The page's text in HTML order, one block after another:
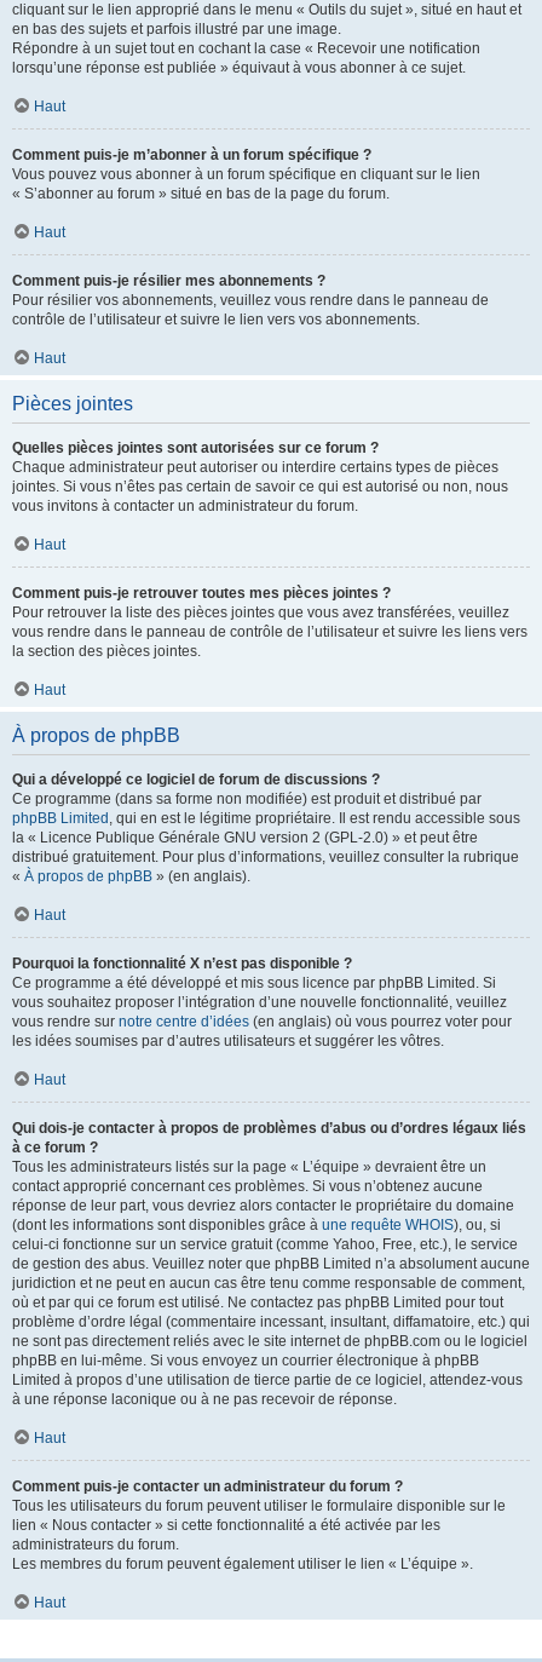
cliquant sur le lien approprié dans le menu « Outils du sujet », situé en haut et
en bas des sujets et parfois illustré par une image.
Répondre à un sujet tout en cochant la case « Recevoir une notification
lorsqu’une réponse est publiée » équivaut à vous abonner à ce sujet.
Haut
Comment puis-je m’abonner à un forum spécifique ?
Vous pouvez vous abonner à un forum spécifique en cliquant sur le lien
« S’abonner au forum » situé en bas de la page du forum.
Haut
Comment puis-je résilier mes abonnements ?
Pour résilier vos abonnements, veuillez vous rendre dans le panneau de
contrôle de l’utilisateur et suivre le lien vers vos abonnements.
Haut
Pièces jointes
Quelles pièces jointes sont autorisées sur ce forum ?
Chaque administrateur peut autoriser ou interdire certains types de pièces
jointes. Si vous n’êtes pas certain de savoir ce qui est autorisé ou non, nous
vous invitons à contacter un administrateur du forum.
Haut
Comment puis-je retrouver toutes mes pièces jointes ?
Pour retrouver la liste des pièces jointes que vous avez transférées, veuillez
vous rendre dans le panneau de contrôle de l’utilisateur et suivre les liens vers
la section des pièces jointes.
Haut
À propos de phpBB
Qui a développé ce logiciel de forum de discussions ?
Ce programme (dans sa forme non modifiée) est produit et distribué par
phpBB Limited , qui en est le légitime propriétaire. Il est rendu accessible sous
la « Licence Publique Générale GNU version 2 (GPL-2.0) » et peut être
distribué gratuitement. Pour plus d’informations, veuillez consulter la rubrique
« À propos de phpBB » (en anglais).
Haut
Pourquoi la fonctionnalité X n’est pas disponible ?
Ce programme a été développé et mis sous licence par phpBB Limited. Si
vous souhaitez proposer l’intégration d’une nouvelle fonctionnalité, veuillez
vous rendre sur notre centre d’idées (en anglais) où vous pourrez voter pour
les idées soumises par d’autres utilisateurs et suggérer les vôtres.
Haut
Qui dois-je contacter à propos de problèmes d’abus ou d’ordres légaux liés
à ce forum ?
Tous les administrateurs listés sur la page « L’équipe » devraient être un
contact approprié concernant ces problèmes. Si vous n’obtenez aucune
réponse de leur part, vous devriez alors contacter le propriétaire du domaine
(dont les informations sont disponibles grâce à une requête WHOIS), ou, si
celui-ci fonctionne sur un service gratuit (comme Yahoo, Free, etc.), le service
de gestion des abus. Veuillez noter que phpBB Limited n’a absolument aucune
juridiction et ne peut en aucun cas être tenu comme responsable de comment,
où et par qui ce forum est utilisé. Ne contactez pas phpBB Limited pour tout
problème d’ordre légal (commentaire incessant, insultant, diffamatoire, etc.) qui
ne sont pas directement reliés avec le site internet de phpBB.com ou le logiciel
phpBB en lui-même. Si vous envoyez un courrier électronique à phpBB
Limited à propos d’une utilisation de tierce partie de ce logiciel, attendez-vous
à une réponse laconique ou à ne pas recevoir de réponse.
Haut
Comment puis-je contacter un administrateur du forum ?
Tous les utilisateurs du forum peuvent utiliser le formulaire disponible sur le
lien « Nous contacter » si cette fonctionnalité a été activée par les
administrateurs du forum.
Les membres du forum peuvent également utiliser le lien « L’équipe ».
Haut